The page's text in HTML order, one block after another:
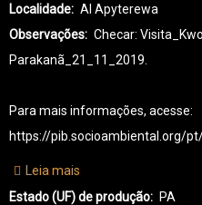
Localidade
AI Apyterewa
Observações
Checar:
Parakanã_21_11_2019.
Para mais informações, acesse:
https://pib.socioambiental.org/
Leia mais
PK-
Estado (UF) de produção
PA